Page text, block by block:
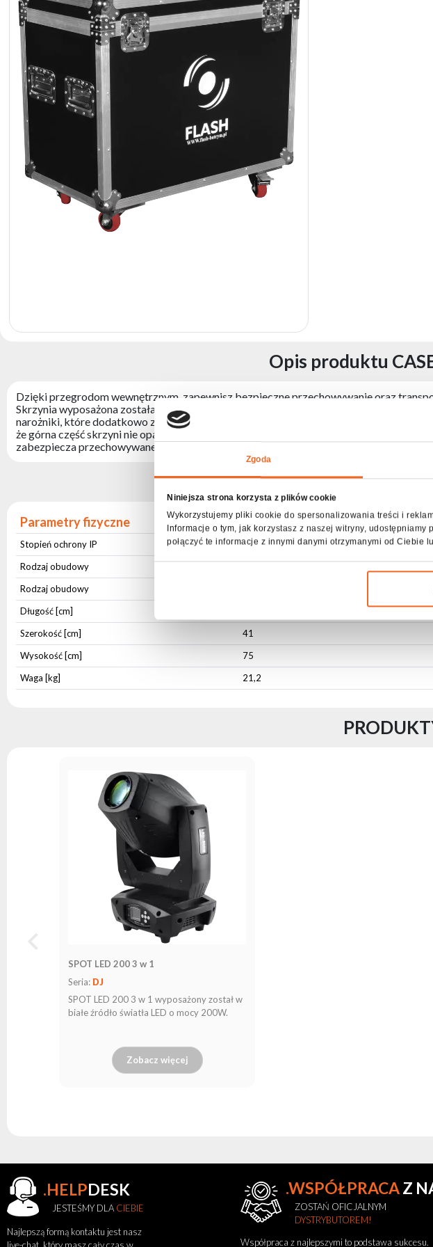
Zgoda
Niniejsza strona korzysta z plików cookie
Wykorzystujemy pliki cookie do spersonalizowania treści i
Informacje o tym, jak korzystasz z naszej witryny,
połączyć te informacje z innymi danymi otrzymanymi od Ciebie
Akcesoria
Ekspozycyjne
Lasery
Stroboskopy
Reflektory
Prowadzące
Reflektory
Retro
Zobacz
także
Opis produktu
Dzięki przegrodom wewnętrznym, zapewnisz bezpieczne przechowywanie oraz
Skrzynia wyposażona została w cztery stabilne kółka z blokadami, wygodne rączki
narożniki, które dodatkowo zabezpieczają konstrukcje, oraz chronią otoczenie dzięki
że górna część skrzyni nie opada, zapewniając łatwy i wygodny dostęp do
zabezpiecza przechowywane elementy przed uszkodzeniem.
Specyfikacja
Parametry fizyczne
Stopień ochrony IP
IP20
Rodzaj obudowy
Rodzaj obudowy
Długość [cm]
Szerokość [cm]
41
Wysokość [cm]
75
Waga [kg]
21,2
SPOT LED 200 3 w 1
Seria: DJ
SPOT LED 200 3 w 1 wyposażony został w
białe źródło światła LED o mocy 200W.
Zobacz więcej
.HELPDESK
JESTEŚMY DLA CIEBIE
Najlepszą formą kontaktu jest nasz
.WSPÓŁPRACAZ
ZOSTAŃ OFICJALNYM
DYSTRYBUTOREM!
Współpraca z najlepszymi to podstawa sukcesu.